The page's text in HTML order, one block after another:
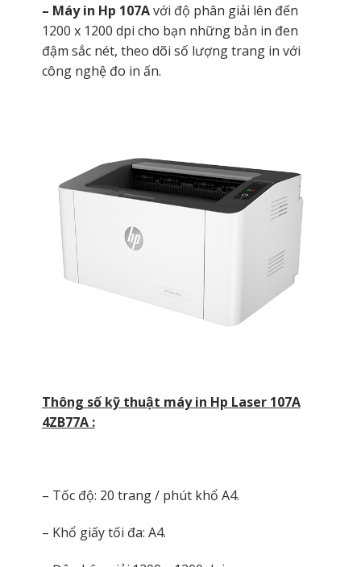
– Máy in Hp 107Avới độ phân giải lên đến
1200 x 1200 dpi cho bạn những bản in đen
đậm sắc nét, theo dõi số lượng trang in với
công nghệ đo in ấn.
Thông số kỹ thuật máy in Hp Laser 107A
4ZB77A :
– Tốc độ: 20 trang / phút khổ A4.
– Khổ giấy tối đa: A4.